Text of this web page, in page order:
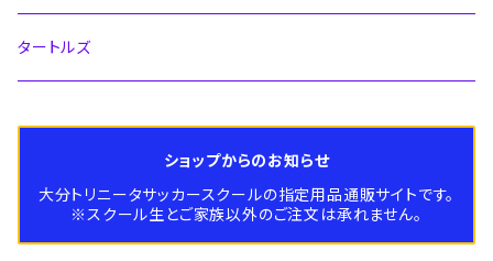
キッズ
パンツ
大人サイズ
キッズ
ピステ
ストッキング
スパイク
ネックウォーマー
タートルズ
ショップからのお知らせ
大分トリニータサッカースクールの指定用品通販サイトです。
※スクール生とご家族以外のご注文は承れません。